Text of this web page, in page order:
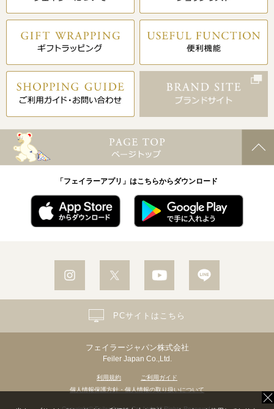
「フェイラーアプリ」はこちらからダウンロード
フェイラージャパン株式会社
Feiler Japan Co.,Ltd.
利用規約
ご利用ガイド
個人情報保護方針・個人情報の取り扱いについて
PCサイトはこちら